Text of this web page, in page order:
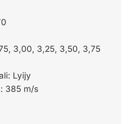
3,00, 3,25, 3,50, 3,75
Lyijy
385 m/s